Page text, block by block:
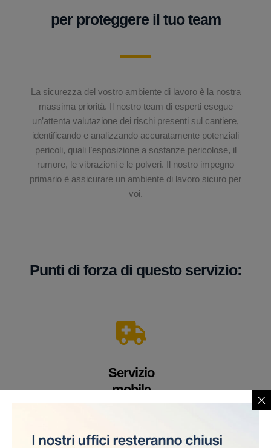
per proteggere il tuo team
La sicurezza del vostro ambiente di lavoro è la nostra
massima priorità. Il nostro team di esperti esegue
un’attenta valutazione dei rischi presenti sul cantiere,
identificando e analizzando accuratamente potenziali
pericoli, quali l’esposizione a sostanze pericolose, il
rumore, le vibrazioni e le polveri. Il nostro impegno
primario è assicurare un ambiente di lavoro sicuro per
voi.
Punti di forza di questo servizio:
Servizio
mobile
nostri servizi direttamente sul cantiere, eliminando la